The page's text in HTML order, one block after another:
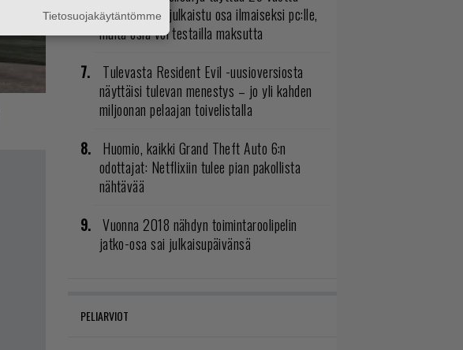
vuonna 2012 julkaistu osa ilmaiseksi pc:lle,
muita osia voi testailla maksutta
Tulevasta Resident Evil -uusioversiosta
näyttäisi tulevan menestys – jo yli kahden
miljoonan pelaajan toivelistalla
Huomio, kaikki Grand Theft Auto 6:n
odottajat: Netflixiin tulee pian pakollista
nähtävää
Vuonna 2018 nähdyn toimintaroolipelin
jatko-osa sai julkaisupäivänsä
PELIARVIOT
Tietosuojakäytäntömme